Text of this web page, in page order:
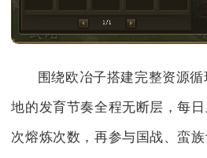
围绕欧冶子搭建完整资源
地的发育节奏全程无断层，每
次熔炼次数，再参与国战、蛮